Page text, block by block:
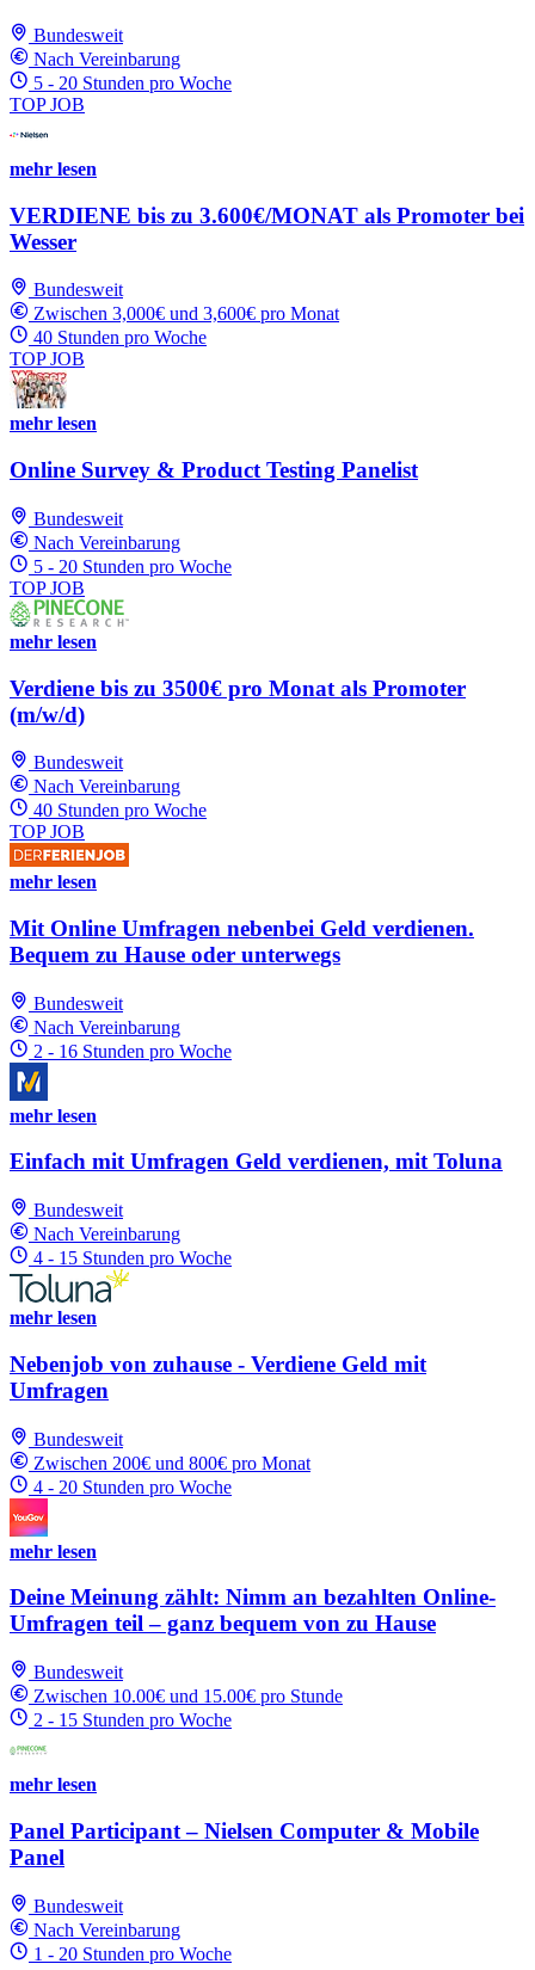
Bundesweit
Nach Vereinbarung
5 - 20 Stunden pro Woche
TOP JOB
mehr lesen
VERDIENE bis zu 3.600€/MONAT als Promoter bei
Wesser
Bundesweit
Zwischen 3,000€ und 3,600€ pro Monat
40 Stunden pro Woche
TOP JOB
mehr lesen
Online Survey & Product Testing Panelist
Bundesweit
Nach Vereinbarung
5 - 20 Stunden pro Woche
TOP JOB
mehr lesen
Verdiene bis zu 3500€ pro Monat als Promoter
(m/w/d)
Bundesweit
Nach Vereinbarung
40 Stunden pro Woche
TOP JOB
mehr lesen
Mit Online Umfragen nebenbei Geld verdienen.
Bequem zu Hause oder unterwegs
Bundesweit
Nach Vereinbarung
2 - 16 Stunden pro Woche
mehr lesen
Einfach mit Umfragen Geld verdienen, mit Toluna
Bundesweit
Nach Vereinbarung
4 - 15 Stunden pro Woche
mehr lesen
Nebenjob von zuhause - Verdiene Geld mit
Umfragen
Bundesweit
Zwischen 200€ und 800€ pro Monat
4 - 20 Stunden pro Woche
mehr lesen
Deine Meinung zählt: Nimm an bezahlten Online-
Umfragen teil – ganz bequem von zu Hause
Bundesweit
Zwischen 10.00€ und 15.00€ pro Stunde
2 - 15 Stunden pro Woche
mehr lesen
Panel Participant – Nielsen Computer & Mobile
Panel
Bundesweit
Nach Vereinbarung
1 - 20 Stunden pro Woche